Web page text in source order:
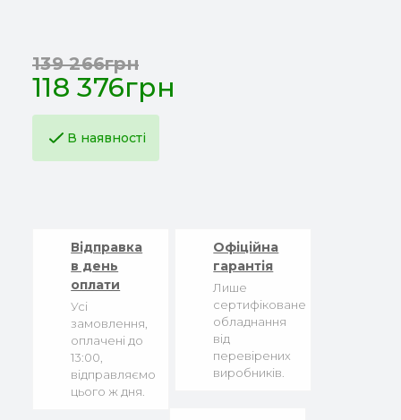
118 376грн
139 266грн
В наявності
Відправка
в день
оплати
Усі
замовлення,
оплачені до
13:00,
відправляємо
цього ж дня.
Офіційна
гарантія
Лише
сертифіковане
обладнання
від
перевірених
виробників.